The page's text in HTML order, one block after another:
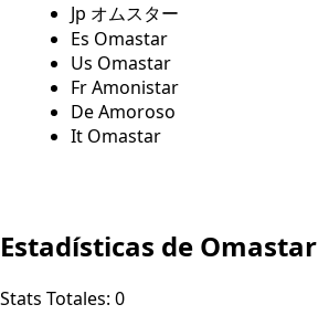
Jp オムスター
Es Omastar
Us Omastar
Fr Amonistar
De Amoroso
It Omastar
Estadísticas de Omastar
Stats Totales: 0